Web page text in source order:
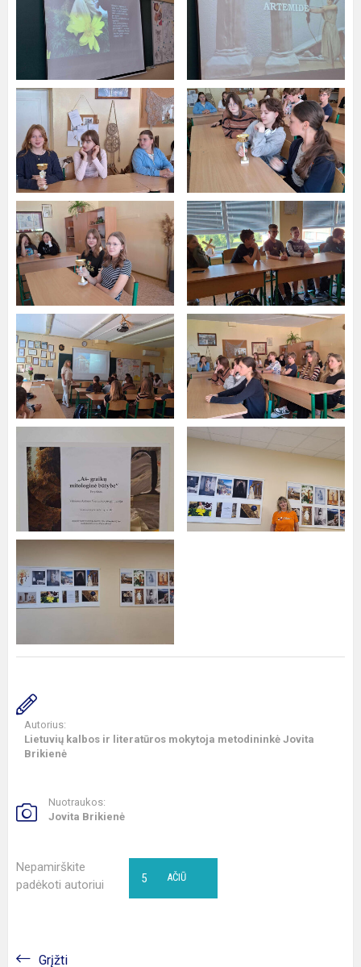
Autorius:
Lietuvių kalbos ir literatūros mokytoja metodininkė Jovita
Brikienė
Nuotraukos:
Jovita Brikienė
Nepamirškite
padėkoti autoriui
AČIŪ
5
Grįžti